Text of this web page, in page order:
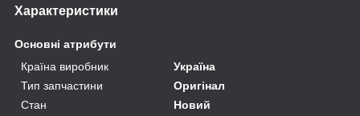
Характеристики
Основні атрибути
Країна виробник
Україна
Тип запчастини
Оригінал
Стан
Новий